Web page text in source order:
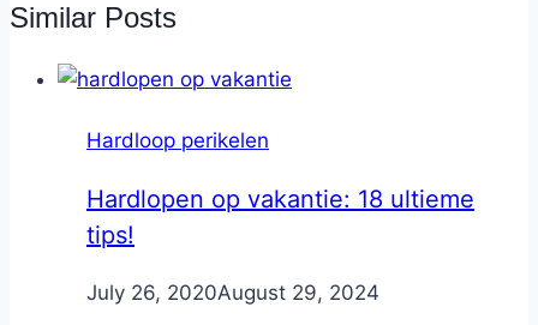
Similar Posts
Hardloop perikelen
Hardlopen op vakantie: 18 ultieme
tips!
ByNicole
July 26, 2020August 29, 2024